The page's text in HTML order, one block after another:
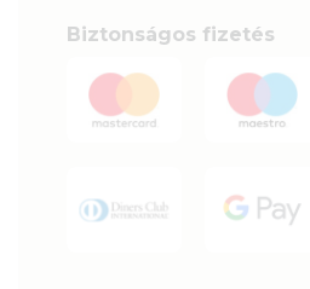
Biztonságos fizetés